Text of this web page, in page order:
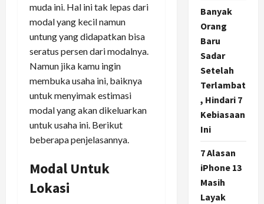
muda ini. Hal ini tak lepas dari
modal yang kecil namun
untung yang didapatkan bisa
seratus persen dari modalnya.
Namun jika kamu ingin
membuka usaha ini, baiknya
untuk menyimak estimasi
modal yang akan dikeluarkan
untuk usaha ini. Berikut
beberapa penjelasannya.
Modal Untuk
Lokasi
Banyak
Orang
Baru
Sadar
Setelah
Terlambat
, Hindari 7
Kebiasaan
Ini
7 Alasan
iPhone 13
Masih
Layak